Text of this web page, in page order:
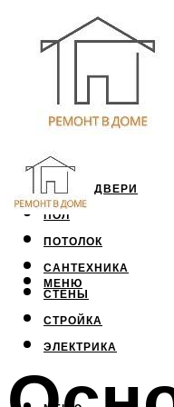
ОКНА И ДВЕРИ
ПОЛ
ПОТОЛОК
САНТЕХНИКА
СТЕНЫ
СТРОЙКА
ЭЛЕКТРИКА
МЕНЮ